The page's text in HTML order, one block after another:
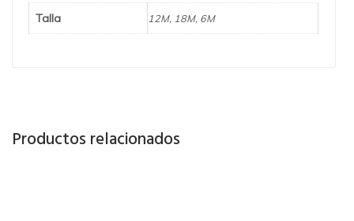
Talla 12M, 18M, 6M
Productos relacionados